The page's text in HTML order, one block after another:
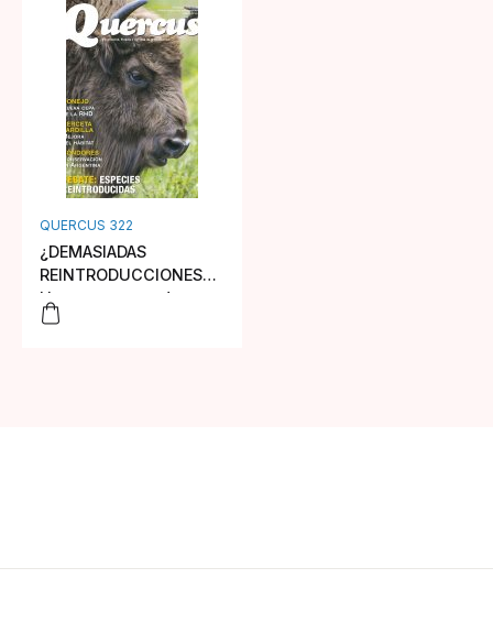
QUERCUS 322
¿DEMASIADAS
REINTRODUCCIONES?
Una propuesta de
criterios de decisión